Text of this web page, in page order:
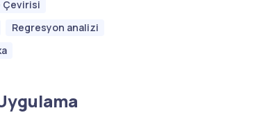
Çevirisi
Regresyon analizi